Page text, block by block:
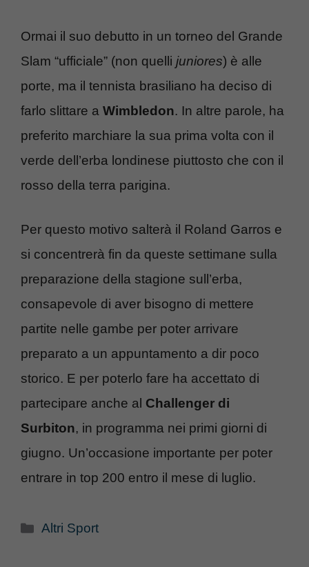
Ormai il suo debutto in un torneo del Grande
Slam “ufficiale” (non quelli juniores) è alle
porte, ma il tennista brasiliano ha deciso di
farlo slittare a Wimbledon. In altre parole, ha
preferito marchiare la sua prima volta con il
verde dell’erba londinese piuttosto che con il
rosso della terra parigina.
Per questo motivo salterà il Roland Garros e
si concentrerà fin da queste settimane sulla
preparazione della stagione sull’erba,
consapevole di aver bisogno di mettere
partite nelle gambe per poter arrivare
preparato a un appuntamento a dir poco
storico. E per poterlo fare ha accettato di
partecipare anche al Challenger di
Surbiton, in programma nei primi giorni di
giugno. Un’occasione importante per poter
entrare in top 200 entro il mese di luglio.
Categorie
Altri Sport